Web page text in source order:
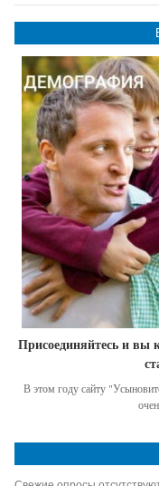
Присоединяйтесь и вы
В этом году сайту